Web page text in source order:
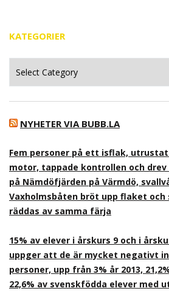
KATEGORIER
NYHETER VIA BUBB.LA
Fem personer på ett isflak,
motor, tappade kontrollen och
på Nämdöfjärden på Värmdö,
Vaxholmsbåten bröt upp flaket
räddas av samma färja
15% av elever i årskurs 9 och i
uppger att de är mycket negativt
personer, upp från 3% år 2013,
22,6% av svenskfödda elever med